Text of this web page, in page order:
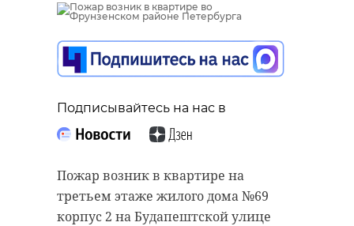
Подписывайтесь на нас в
Пожар возник в квартире на
третьем этаже жилого дома №69
корпус 2 на Будапештской улице
0:00 / 0:00
В Гатчинском районе
добровольцы
реставрируют
привидениями” XIX
века
0:00 / 0:00
Сосновоборец
разгадал тайну
могилы на
и узнал много нового
об истории города